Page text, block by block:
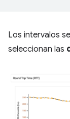
Los intervalos
seleccionan las